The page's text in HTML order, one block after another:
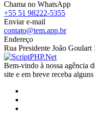
Chama no WhatsApp
+55 51 98222-5355
Enviar e-mail
contato@tem.app.br
Endereço
Rua Presidente João
Bem-vindo à nossa agência
site e em breve receba